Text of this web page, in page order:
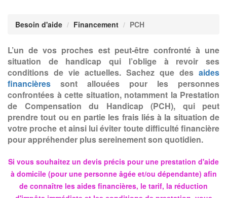
Besoin d'aide Financement PCH
L’un de vos proches est peut-être confronté à une
situation de handicap qui l’oblige à revoir ses
conditions de vie actuelles. Sachez que des aides
financières sont allouées pour les personnes
confrontées à cette situation, notamment la Prestation
de Compensation du Handicap (PCH), qui peut
prendre tout ou en partie les frais liés à la situation de
votre proche et ainsi lui éviter toute difficulté financière
pour appréhender plus sereinement son quotidien.
Si vous souhaitez un devis précis pour une prestation d'aide
à domicile (pour une personne âgée et/ou dépendante) afin
de connaître les aides financières, le tarif, la réduction